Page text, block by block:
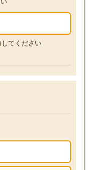
てください